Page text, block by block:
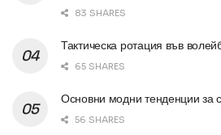
83 SHARES
Тактическа ротация във
65 SHARES
Основни модни тенденции за
56 SHARES